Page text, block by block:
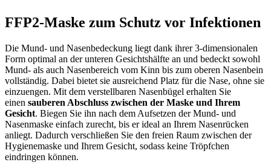
FFP2-Maske zum Schutz vor Infektionen
Die Mund- und Nasenbedeckung liegt dank ihrer 3-dimensionalen
Form optimal an der unteren Gesichtshälfte an und bedeckt sowohl
Mund- als auch Nasenbereich vom Kinn bis zum oberen Nasenbein
vollständig. Dabei bietet sie ausreichend Platz für die Nase, ohne sie
einzuengen. Mit dem verstellbaren Nasenbügel erhalten Sie
einen sauberen Abschluss zwischen der Maske und Ihrem
Gesicht. Biegen Sie ihn nach dem Aufsetzen der Mund- und
Nasenmaske einfach zurecht, bis er ideal an Ihrem Nasenrücken
anliegt. Dadurch verschließen Sie den freien Raum zwischen der
Hygienemaske und Ihrem Gesicht, sodass keine Tröpfchen
eindringen können.